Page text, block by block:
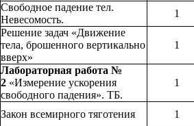
Свободное падение тел.
Невесомость.
1
Решение задач «Движение
тела, брошенного вертикально
вверх»
1
Лабораторная работа №
2 «Измерение ускорения
свободного падения». ТБ.
1
Закон всемирного тяготения 1